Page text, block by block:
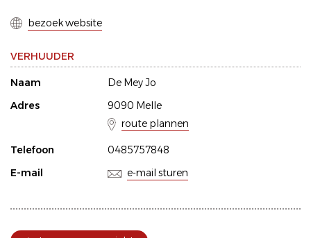
bezoek website
VERHUUDER
Naam
De Mey Jo
Adres
9090 Melle
route plannen
Telefoon
0485757848
E-mail
e-mail sturen